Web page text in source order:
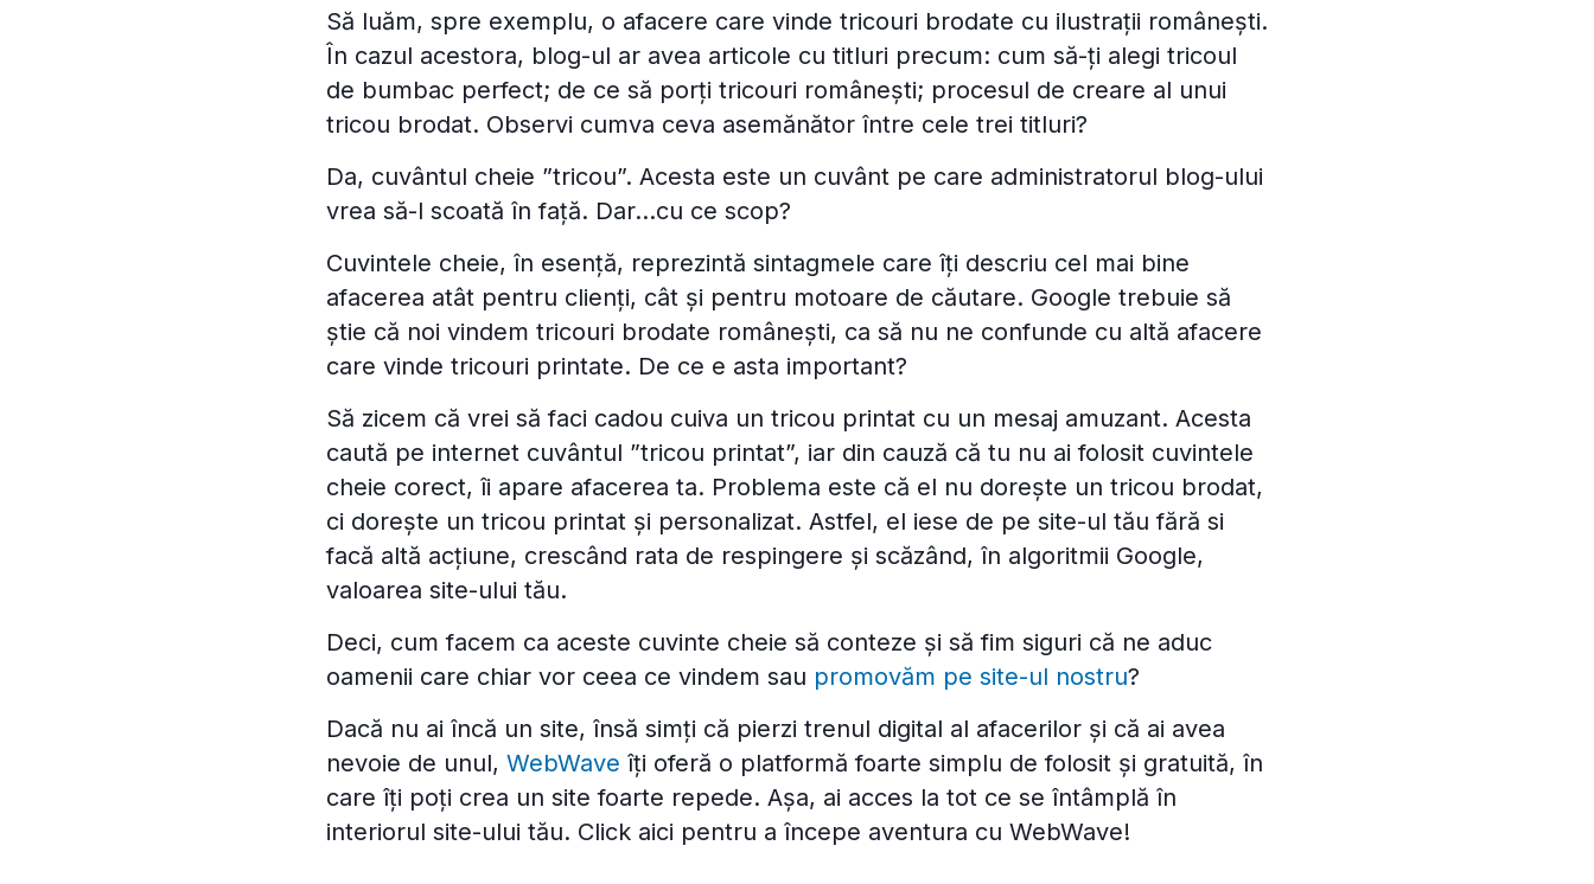
Să luăm, spre exemplu, o afacere care vinde tricouri brodate cu ilustrații românești.
În cazul acestora, blog-ul ar avea articole cu titluri precum: cum să-ți alegi tricoul
de bumbac perfect; de ce să porți tricouri românești; procesul de creare al unui
tricou brodat. Observi cumva ceva asemănător între cele trei titluri?
Da, cuvântul cheie ”tricou”. Acesta este un cuvânt pe care administratorul blog-ului
vrea să-l scoată în față. Dar...cu ce scop?
Cuvintele cheie, în esență, reprezintă sintagmele care îți descriu cel mai bine
afacerea atât pentru clienți, cât și pentru motoare de căutare. Google trebuie să
știe că noi vindem tricouri brodate românești, ca să nu ne confunde cu altă afacere
care vinde tricouri printate. De ce e asta important?
Să zicem că vrei să faci cadou cuiva un tricou printat cu un mesaj amuzant. Acesta
caută pe internet cuvântul ”tricou printat”, iar din cauză că tu nu ai folosit cuvintele
cheie corect, îi apare afacerea ta. Problema este că el nu dorește un tricou brodat,
ci dorește un tricou printat și personalizat. Astfel, el iese de pe site-ul tău fără si
facă altă acțiune, crescând rata de respingere și scăzând, în algoritmii Google,
valoarea site-ului tău.
Deci, cum facem ca aceste cuvinte cheie să conteze și să fim siguri că ne aduc
oamenii care chiar vor ceea ce vindem sau promovăm pe site-ul nostru?
Dacă nu ai încă un site, însă simți că pierzi trenul digital al afacerilor și că ai avea
nevoie de unul, WebWave îți oferă o platformă foarte simplu de folosit și gratuită, în
care îți poți crea un site foarte repede. Așa, ai acces la tot ce se întâmplă în
interiorul site-ului tău. Click aici pentru a începe aventura cu WebWave!